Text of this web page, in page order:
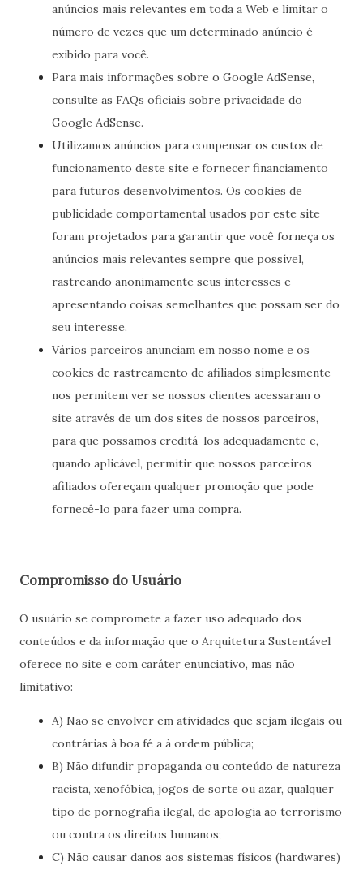
anúncios mais relevantes em toda a Web e limitar o
número de vezes que um determinado anúncio é
exibido para você.
Para mais informações sobre o Google AdSense,
consulte as FAQs oficiais sobre privacidade do
Google AdSense.
Utilizamos anúncios para compensar os custos de
funcionamento deste site e fornecer financiamento
para futuros desenvolvimentos. Os cookies de
publicidade comportamental usados ​​por este site
foram projetados para garantir que você forneça os
anúncios mais relevantes sempre que possível,
rastreando anonimamente seus interesses e
apresentando coisas semelhantes que possam ser do
seu interesse.
Vários parceiros anunciam em nosso nome e os
cookies de rastreamento de afiliados simplesmente
nos permitem ver se nossos clientes acessaram o
site através de um dos sites de nossos parceiros,
para que possamos creditá-los adequadamente e,
quando aplicável, permitir que nossos parceiros
afiliados ofereçam qualquer promoção que pode
fornecê-lo para fazer uma compra.
Compromisso do Usuário
O usuário se compromete a fazer uso adequado dos
conteúdos e da informação que o Arquitetura Sustentável
oferece no site e com caráter enunciativo, mas não
limitativo:
A) Não se envolver em atividades que sejam ilegais ou
contrárias à boa fé a à ordem pública;
B) Não difundir propaganda ou conteúdo de natureza
racista, xenofóbica, jogos de sorte ou azar, qualquer
tipo de pornografia ilegal, de apologia ao terrorismo
ou contra os direitos humanos;
C) Não causar danos aos sistemas físicos (hardwares)